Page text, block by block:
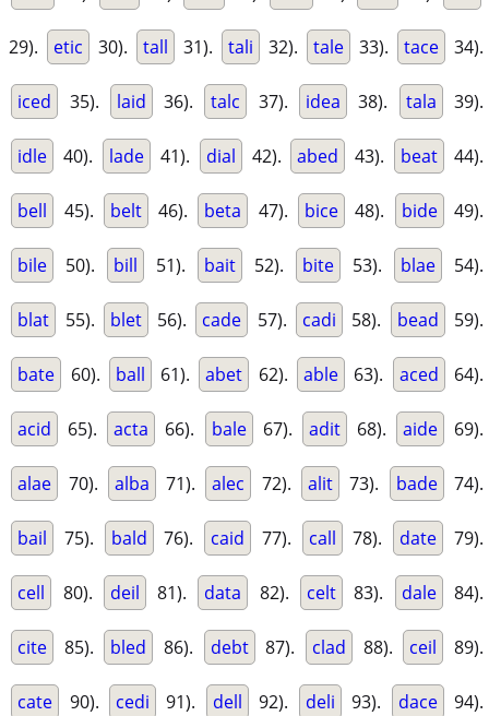
29). etic 30). tall 31). tali 32). tale 33). tace 34).
iced 35). laid 36). talc 37). idea 38). tala 39).
idle 40). lade 41). dial 42). abed 43). beat 44).
bell 45). belt 46). beta 47). bice 48). bide 49).
bile 50). bill 51). bait 52). bite 53). blae 54).
blat 55). blet 56). cade 57). cadi 58). bead 59).
bate 60). ball 61). abet 62). able 63). aced 64).
acid 65). acta 66). bale 67). adit 68). aide 69).
alae 70). alba 71). alec 72). alit 73). bade 74).
bail 75). bald 76). caid 77). call 78). date 79).
cell 80). deil 81). data 82). celt 83). dale 84).
cite 85). bled 86). debt 87). clad 88). ceil 89).
cate 90). cedi 91). dell 92). deli 93). dace 94).